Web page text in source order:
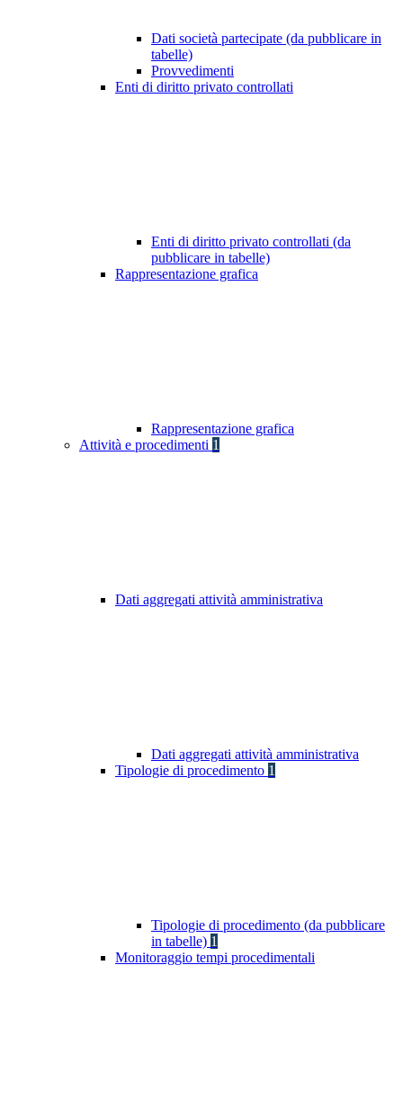
Dati società partecipate (da pubblicare in
tabelle)
Provvedimenti
Enti di diritto privato controllati
Enti di diritto privato controllati (da
pubblicare in tabelle)
Rappresentazione grafica
Rappresentazione grafica
Attività e procedimenti 1
Dati aggregati attività amministrativa
Dati aggregati attività amministrativa
Tipologie di procedimento 1
Tipologie di procedimento (da pubblicare
in tabelle) 1
Monitoraggio tempi procedimentali